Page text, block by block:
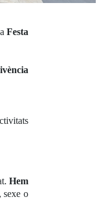
Festa
Hem
sexe o